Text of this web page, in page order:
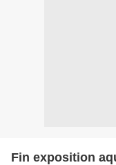
Fin exposition